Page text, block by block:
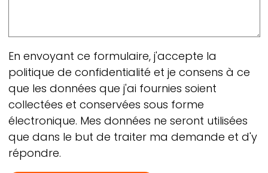
En envoyant ce formulaire, j'accepte la
politique de confidentialité et je consens à ce
que les données que j'ai fournies soient
collectées et conservées sous forme
électronique. Mes données ne seront utilisées
que dans le but de traiter ma demande et d'y
répondre.